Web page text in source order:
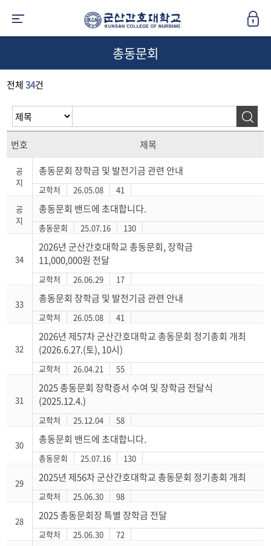
총동문회
전체34건
번호 제목
공
지
총동문회 장학금 및 발전기금 관련 안내
교학처 26.05.08
41
공
지
총동문회 밴드에 초대합니다.
총동문회 25.07.16 130
34
2026년 군산간호대학교 총동문회, 장학금
11,000,000원 전달
교학처 26.06.29 17
33 총동문회 장학금 및 발전기금 관련 안내
교학처 26.05.08 41
32
2026년 제57차 군산간호대학교 총동문회 정기총회 개최
(2026.6.27.(토), 10시)
교학처 26.04.21 55
31
2025 총동문회 장학증서 수여 및 장학금 전달식
(2025.12.4.)
교학처 25.12.04 58
30 총동문회 밴드에 초대합니다.
총동문회 25.07.16 130
29 2025년 제56차 군산간호대학교 총동문회 정기총회 개최
교학처 25.06.30 98
28 2025 총동문회장 특별 장학금 전달
교학처 25.06.30 72